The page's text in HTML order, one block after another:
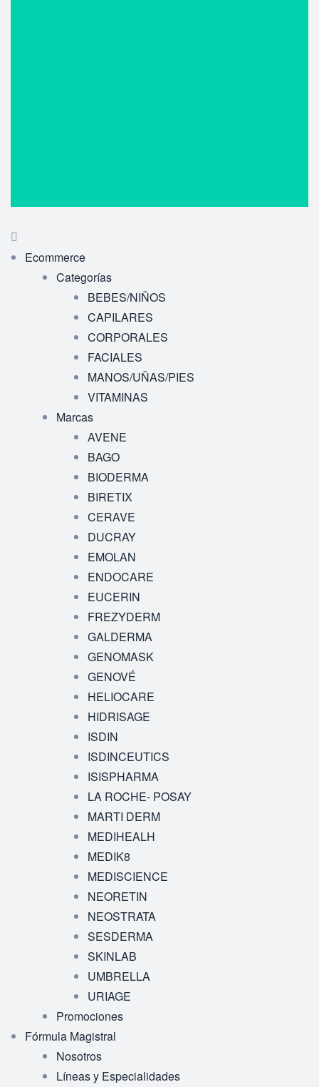
Ecommerce
Categorías
BEBES/NIÑOS
CAPILARES
CORPORALES
FACIALES
MANOS/UÑAS/PIES
VITAMINAS
Marcas
AVENE
BAGO
BIODERMA
BIRETIX
CERAVE
DUCRAY
EMOLAN
ENDOCARE
EUCERIN
FREZYDERM
GALDERMA
GENOMASK
GENOVÉ
HELIOCARE
HIDRISAGE
ISDIN
ISDINCEUTICS
ISISPHARMA
LA ROCHE- POSAY
MARTI DERM
MEDIHEALH
MEDIK8
MEDISCIENCE
NEORETIN
NEOSTRATA
SESDERMA
SKINLAB
UMBRELLA
URIAGE
Promociones
Fórmula Magistral
Nosotros
Líneas y Especialidades